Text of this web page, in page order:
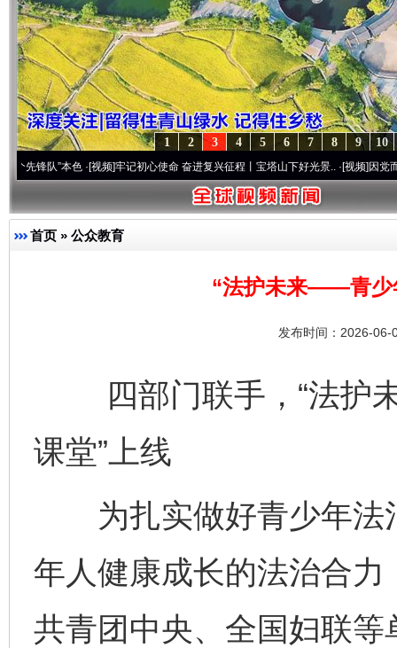
10
9
8
7
6
5
4
3
2
1
·[视频]牢记初心使命 奋进复兴征程丨宝塔山下好光景..·[视频]因党而生 为党而战
首页 » 公众教育
“法护未来——青少
发布时间：2026-
四部门联手，“法护
课堂”上线
为扎实做好青少年法
年人健康成长的法治合
共青团中央、全国妇联